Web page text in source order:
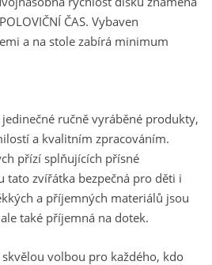
ČAS. Vybaven
a na stole zabírá minimum
ručně vyráběné produkty,
a kvalitním zpracováním.
přízí splňujících přísné
tato zvířátka bezpečná pro děti i
a příjemných materiálů jsou
také příjemná na dotek.
volbou pro každého, kdo